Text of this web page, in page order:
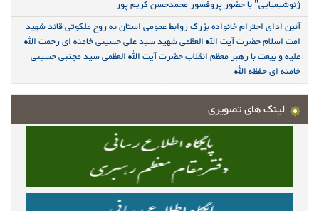
ژئوشیمیایی" با حضور پروفسور محمدحسن کریم پور
آئین ادای احترام خانواده بزرگ روابط عمومی استان به روح ملکوتی قائد شهید
امت اسلام حضرت آیت الله العظمی شهید سید علی حسینی خامنه ای رحمت الله
علیه و بیعت با رهبر معظم انقلاب حضرت آیت الله العظمی سید مجتبی حسینی
خامنه ای حفظه الله
لینک های تصویری